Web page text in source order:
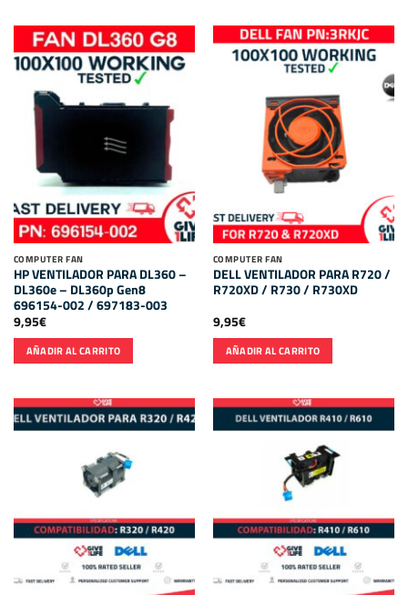
COMPUTER FAN
HP VENTILADOR PARA DL360 –
DL360e – DL360p Gen8
696154-002 / 697183-003
9,95€
AÑADIR AL CARRITO
COMPUTER FAN
DELL VENTILADOR PARA R720 /
R720XD / R730 / R730XD
9,95€
AÑADIR AL CARRITO